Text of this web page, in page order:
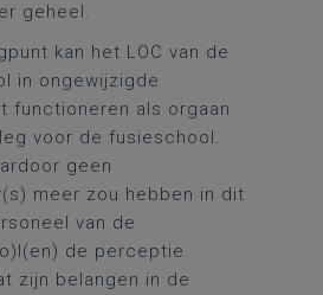
geheel.
kan het LOC van de
in ongewijzigde
functioneren als orgaan
voor de fusieschool.
geen
meer zou hebben in dit
van de
de perceptie
zijn belangen in de